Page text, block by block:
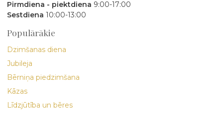
Pirmdiena - piektdiena 9:00-17:00
Sestdiena 10:00-13:00
Populārākie
Dzimšanas diena
Jubileja
Bērniņa piedzimšana
Kāzas
Līdzjūtība un bēres